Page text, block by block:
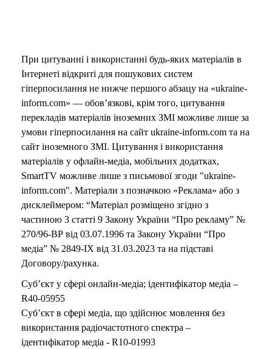
При цитуванні і використанні будь-яких матеріалів в
Інтернеті відкриті для пошукових систем
гіперпосилання не нижче першого абзацу на «ukraine-
inform.com» — обов’язкові, крім того, цитування
перекладів матеріалів іноземних ЗМІ можливе лише за
умови гіперпосилання на сайт ukraine-inform.com та на
сайт іноземного ЗМІ. Цитування і використання
матеріалів у офлайн-медіа, мобільних додатках,
SmartTV можливе лише з письмової згоди "ukraine-
inform.com". Матеріали з позначкою «Реклама» або з
дисклеймером: “Матеріал розміщено згідно з
частиною 3 статті 9 Закону України “Про рекламу” №
270/96-ВР від 03.07.1996 та Закону України “Про
медіа” № 2849-IX від 31.03.2023 та на підставі
Договору/рахунка.
Суб’єкт у сфері онлайн-медіа; ідентифікатор медіа –
R40-05955
Суб’єкт в сфері медіа, що здійснює мовлення без
використання радіочастотного спектра –
ідентифікатор медіа - R10-01993